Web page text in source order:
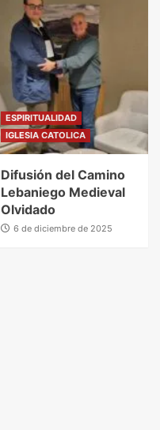
ESPIRITUALIDAD
IGLESIA CATOLICA
Difusión del Camino
Lebaniego Medieval
Olvidado
6 de diciembre de 2025